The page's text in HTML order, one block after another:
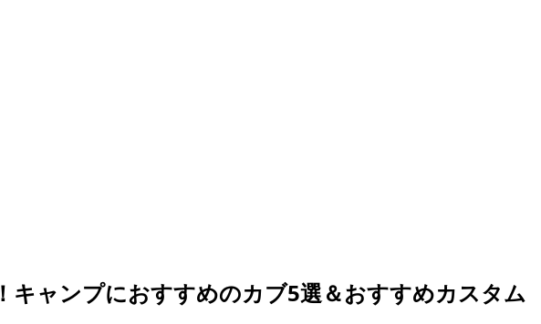
キャンプにおすすめのカブ5選＆おすすめカスタム